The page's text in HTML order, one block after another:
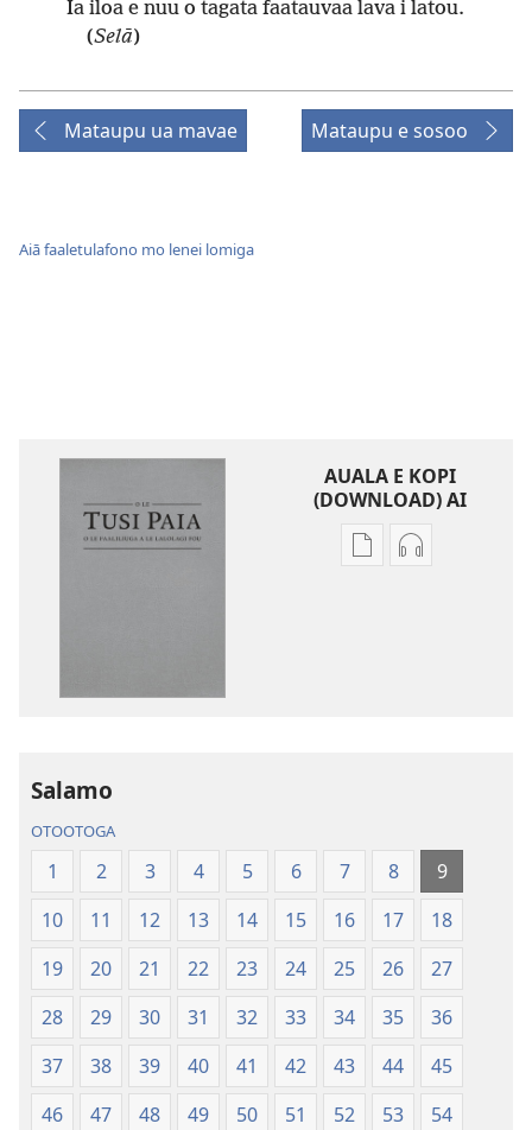
Ia iloa e nuu o tagata faatauvaa lava i latou.
(Selā)
Mataupu ua mavae Mataupu e sosoo
Aiā faaletulafono mo lenei lomiga
AUALA E KOPI
(DOWNLOAD) AI
Vaega
le
Faaliliuga
a
le
Lalolagi
Fou
(Toe
teuteuina
Filifili
Faaliliuga
le
Lalolagi
Fou
(Toe
teuteuina
i
Salamo
OTOOTOGA
1 2 3 4 5 6 7 8
9
10
11 12 13 14 15 16 17
18
19
20 21 22 23 24 25 26
27
28
29 30 31 32 33 34 35
36
37
38 39 40 41 42 43 44
45
46
47 48 49 50 51 52 53
54